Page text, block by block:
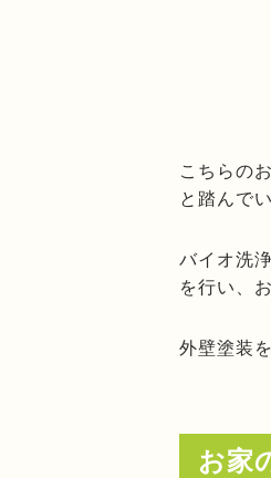
こちらの
と踏んで
バイオ洗
を行い、
外壁塗装
お家